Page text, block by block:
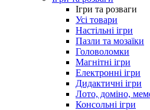
Ігри та розваги
Усі товари
Настільні ігри
Пазли та мозаїки
Головоломки
Магнітні ігри
Електронні ігри
Дидактичні ігри
Лото, доміно,
Консольні ігри